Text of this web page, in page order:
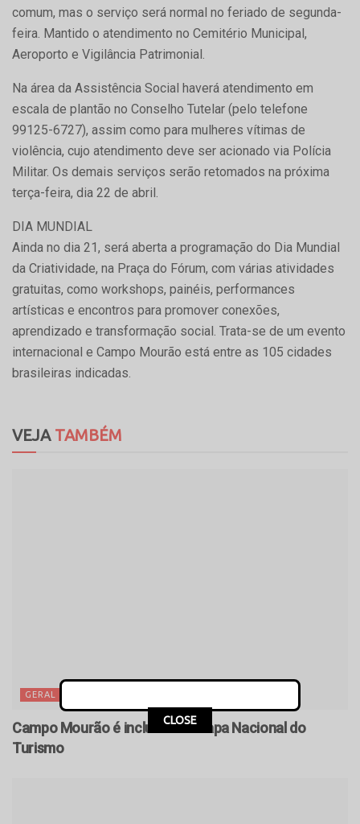
comum, mas o serviço será normal no feriado de segunda-
feira. Mantido o atendimento no Cemitério Municipal,
Aeroporto e Vigilância Patrimonial.
Na área da Assistência Social haverá atendimento em
escala de plantão no Conselho Tutelar (pelo telefone
99125-6727), assim como para mulheres vítimas de
violência, cujo atendimento deve ser acionado via Polícia
Militar. Os demais serviços serão retomados na próxima
terça-feira, dia 22 de abril.
DIA MUNDIAL
Ainda no dia 21, será aberta a programação do Dia Mundial
da Criatividade, na Praça do Fórum, com várias atividades
gratuitas, como workshops, painéis, performances
artísticas e encontros para promover conexões,
aprendizado e transformação social. Trata-se de um evento
internacional e Campo Mourão está entre as 105 cidades
brasileiras indicadas.
VEJATAMBÉM
GERAL
Campo Mourão é incluído no Mapa Nacional do
Turismo
CLOSE